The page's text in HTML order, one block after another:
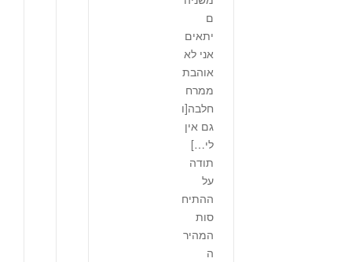
ם
יתאים
אני לא
אוהבת
ממרח
חלבה[ו
גם אין
לי…]
תודה
על
ההתיח
סות
המהיר
ה